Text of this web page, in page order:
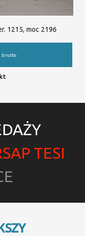
1215, moc 2196
brutto
TESI